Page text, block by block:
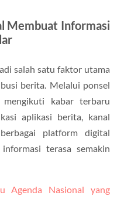
Membuat Informasi
salah satu faktor utama
berita. Melalui ponsel
kabar terbaru
aplikasi berita, kanal
platform digital
terasa semakin
Agenda Nasional yang